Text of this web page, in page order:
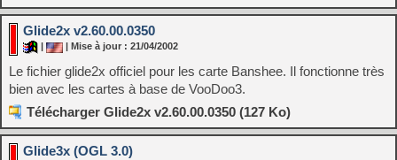
Glide2x v2.60.00.0350
| Mise à jour : 21/04/2002
Le fichier glide2x officiel pour les carte Banshee. Il fonctionne très
bien avec les cartes à base de VooDoo3.
Télécharger Glide2x v2.60.00.0350 (127 Ko)
Glide3x (OGL 3.0)